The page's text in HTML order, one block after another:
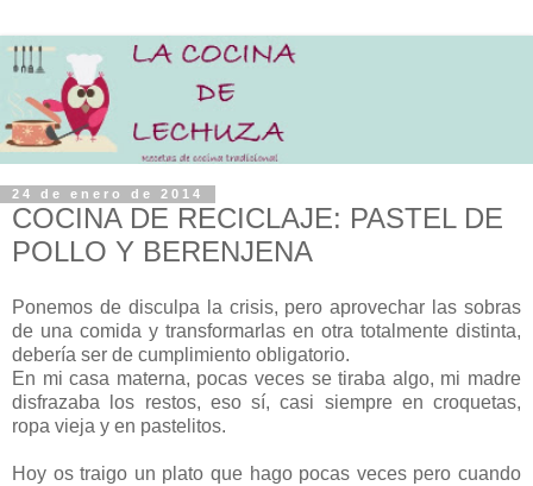
24 de enero de 2014
COCINA DE RECICLAJE: PASTEL DE
POLLO Y BERENJENA
Ponemos de disculpa la crisis, pero aprovechar las sobras
de una comida y transformarlas en otra totalmente distinta,
debería ser de cumplimiento obligatorio.
En mi casa materna, pocas veces se tiraba algo, mi madre
disfrazaba los restos, eso sí, casi siempre en croquetas,
ropa vieja y en pastelitos.
Hoy os traigo un plato que hago pocas veces pero cuando